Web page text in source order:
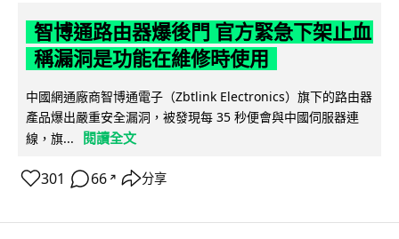
智博通路由器爆後門 官方緊急下架止血
稱漏洞是功能在維修時使用
中國網通廠商智博通電子（Zbtlink Electronics）旗下的路由器
產品爆出嚴重安全漏洞，被發現每 35 秒便會與中國伺服器連
線，旗...
閱讀全文
301 66 ↗ 分享